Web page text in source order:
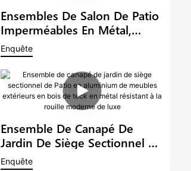
Ensembles De Salon De Patio
Imperméables En Métal,
Mobilier D'extérieur De Luxe,
Avec Table En Bois De Teck,
Canapé D'angle De Jardin En
Aluminium, Nouvel Arrivage
Enquête
Ensemble De Canapé De
Jardin De Siège Sectionnel De
Patio En Aluminium De
Enquête